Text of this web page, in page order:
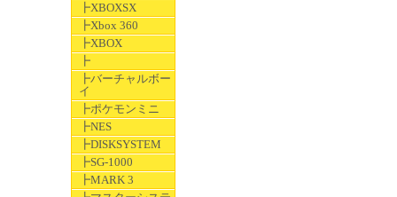
┣XBOXSX
┣Xbox 360
┣XBOX
┣
┣バーチャルボー
イ
┣ポケモンミニ
┣NES
┣DISKSYSTEM
┣SG-1000
┣MARK 3